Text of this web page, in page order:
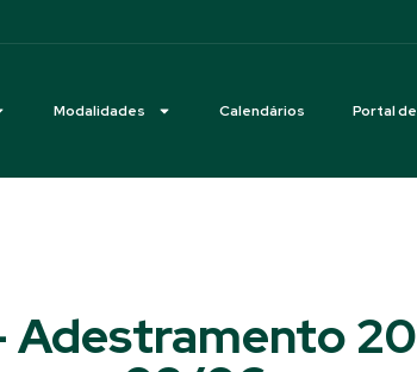
Modalidades Calendários Portal
Adestramento